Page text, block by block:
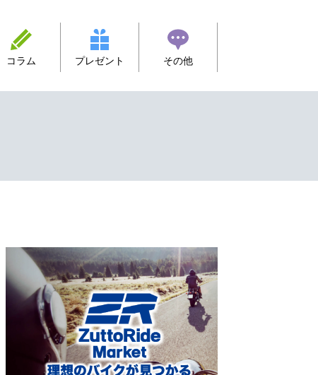
コラム プレゼント その他